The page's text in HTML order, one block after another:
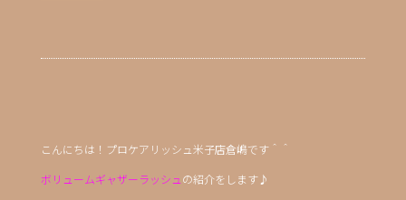
こんにちは！プロケアリッシュ米子店倉嶋です＾＾
ボリュームギャザーラッシュ の紹介をします♪